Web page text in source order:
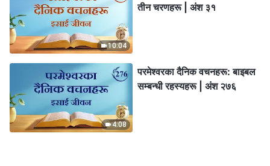
10:04
तीन चरणहरू | अंश ३१
4:08
परमेश्‍वरका दैनिक वचनहरू: बाइबल
सम्‍बन्धी रहस्यहरू | अंश २७६